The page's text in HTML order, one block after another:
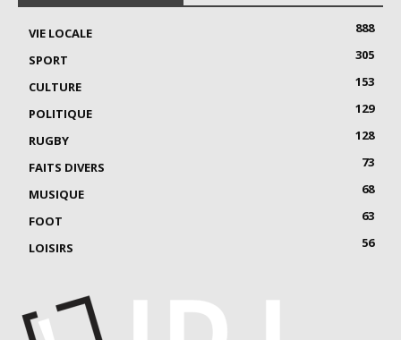
VIE LOCALE
888
SPORT
305
CULTURE
153
POLITIQUE
129
RUGBY
128
FAITS DIVERS
73
MUSIQUE
68
FOOT
63
LOISIRS
56